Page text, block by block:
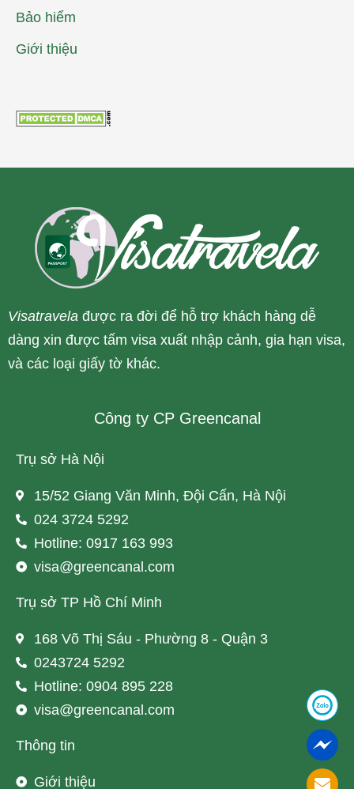
Bảo hiểm
Giới thiệu
Visatravela được ra đời để hỗ trợ khách hàng dễ
dàng xin được tấm visa xuất nhập cảnh, gia hạn visa,
và các loại giấy tờ khác.
Công ty CP Greencanal
Trụ sở Hà Nội
15/52 Giang Văn Minh, Đội Cấn, Hà Nội
024 3724 5292
Hotline: 0917 163 993
visa@greencanal.com
Trụ sở TP Hồ Chí Minh
168 Võ Thị Sáu - Phường 8 - Quận 3
0243724 5292
Hotline: 0904 895 228
visa@greencanal.com
Thông tin
Giới thiệu